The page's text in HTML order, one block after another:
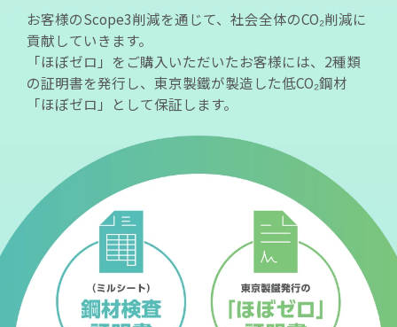
お客様のScope3削減を通じて、社会全体のCO₂削減に
貢献していきます。
「ほぼゼロ」をご購入いただいたお客様には、2種類
の証明書を発行し、東京製鐵が製造した低CO₂鋼材
「ほぼゼロ」として保証します。